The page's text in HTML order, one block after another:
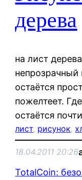
дерева
на лист
остаётся
пожелтеет.
остаётся
лист, рисунок,
18.04.2011 20:26
TotalCoin: